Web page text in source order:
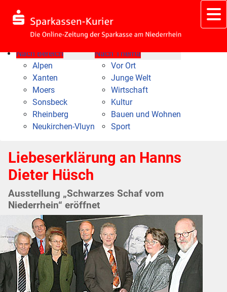
Nach Bereich
Alpen
Xanten
Moers
Sonsbeck
Rheinberg
Neukirchen-Vluyn
Nach Thema
Vor Ort
Junge Welt
Wirtschaft
Kultur
Bauen und Wohnen
Sport
Liebeserklärung an Hanns
Dieter Hüsch
Ausstellung „Schwarzes Schaf vom
Niederrhein“ eröffnet